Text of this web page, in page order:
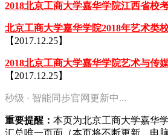
2018北京工商大学嘉华学院江西省校
北京工商大学嘉华学院2018年艺术类
【2017.12.25】
2018北京工商大学嘉华学院艺术与传
【2017.12.25】
秒级 · 智能同步官网更新中...
重要提醒： 本页为北京工商大学嘉华